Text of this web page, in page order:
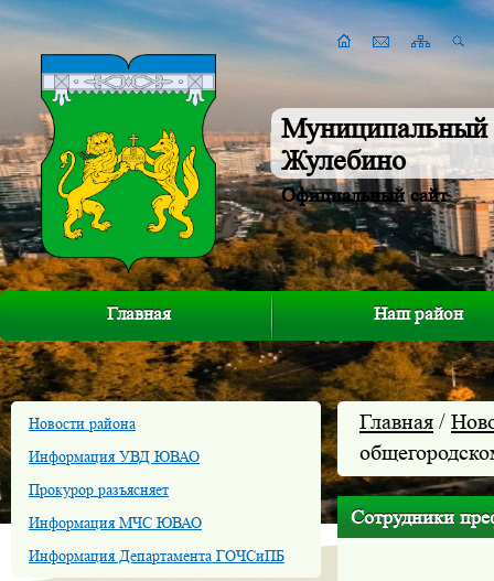
Муниципальный
Жулебино
Официальный сайт
Главная Наш район
Новости района
Информация УВД ЮВАО
Прокурор разъясняет
Информация МЧС ЮВАО
Информация Департамента ГОЧСиПБ
Главная /
Сотрудники